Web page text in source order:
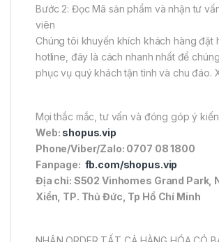
Bước 2: Đọc Mã sản phẩm và nhận tư
viên
Chúng tôi khuyến khích khách hàng đặt
hotline, đây là cách nhanh nhất để
phục vụ quý khách tận tình và chu đáo.
Mọi thắc mắc, tư vấn và đóng góp ý
Web: shopus.vip
Phone/Viber/Zalo: 0707 08 1800
Fanpage: fb.com/shopus.vip
Địa chỉ: S502 Vinhomes Grand Park,
Xiển, TP. Thủ Đức, Tp Hồ Chí Minh